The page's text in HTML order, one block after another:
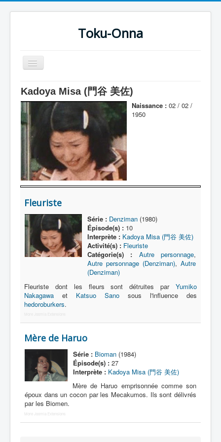
Toku-Onna
Basculer
la
Accueil
Toku-Actrices
Toku-Critiques
Séries
Films
COSAA
Dessins
Artiste Asperger
Lexique
Série
Acteur
Personnage
Transformation
Équipement
Mecha
Objet
Lieu
Épisode
Référence
Fanservice
Kadoya Misa (門谷 美佐)
Naissance : 02 / 02 /
1950
Fleuriste
Série : Denziman(1980)
Épisode(s) :10
Interprète : Kadoya Misa (門谷 美佐)
Activité(s) : Fleuriste
Catégorie(s) :
Autre personnage,
Autre personnage (Denziman), Autre
(Denziman)
Fleuriste dont les fleurs sont détruites par Yumiko
Nakagawa et Katsuo Sano sous l'influence des
hedoroburkers.
More Joomla Extensions
Mère de Haruo
Série : Bioman (1984)
Épisode(s) : 27
Interprète : Kadoya Misa (門谷 美佐)
Mère de Haruo emprisonnée comme son
époux dans un cocon par les Mecakumos. Ils sont délivrés
par les Biomen.
More Joomla Extensions